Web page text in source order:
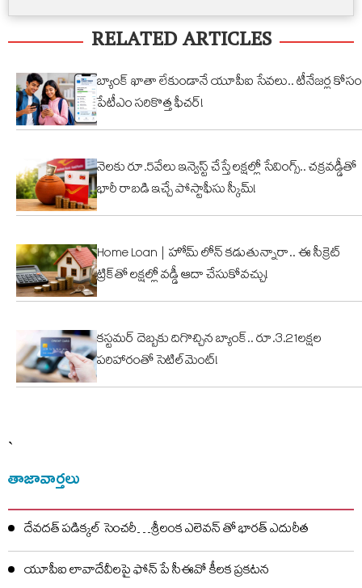
స్వీకారం
నిర్మాణం..
నార్సింగిలో
స్కూల్‌
భవనం
కూల్చివేత
ఏనుగు..
క్యూట్
వీడియో
వైరల్!
RELATED ARTICLES
బ్యాంక్ ఖాతా లేకుండానే యూపీఐ సేవలు.. టీనేజర్ల కోసం
పేటీఎం సరికొత్త ఫీచర్!
నెలకు రూ.5వేలు ఇన్వెస్ట్ చేస్తే లక్షల్లో సేవింగ్స్.. చక్రవడ్డీతో
భారీ రాబడి ఇచ్చే పోస్టాఫీసు స్కీమ్!
Home Loan | హోమ్ లోన్ కడుతున్నారా.. ఈ సీక్రెట్
ట్రిక్‌తో లక్షల్లో వడ్డీ ఆదా చేసుకోవచ్చు!
కస్టమర్ దెబ్బకు దిగొచ్చిన బ్యాంక్.. రూ.3.21లక్షల
పరిహారంతో సెటిల్‌మెంట్!
`
తాజావార్తలు
దేవదత్ పడిక్కల్‌ సెంచరీ…శ్రీలంక ఎలెవన్ తో భారత్ ఎదురీత
యూపీఐ లావాదేవీలపై ఫోన్ పే సీఈవో కీలక ప్రకటన